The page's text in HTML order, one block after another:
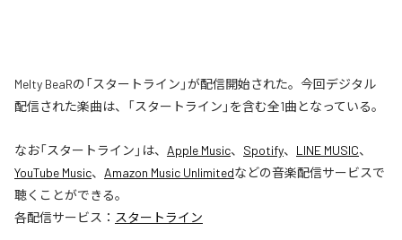
Melty BeaRの「スタートライン」が配信開始された。今回デジタル
配信された楽曲は、「スタートライン」を含む全1曲となっている。
なお「スタートライン 」は、 Apple Music、 Spotify、 LINE MUSIC、
YouTube Music、 Amazon Music Unlimitedなどの音楽配信サービスで
聴くことができる。
各配信サービス： スタートライン